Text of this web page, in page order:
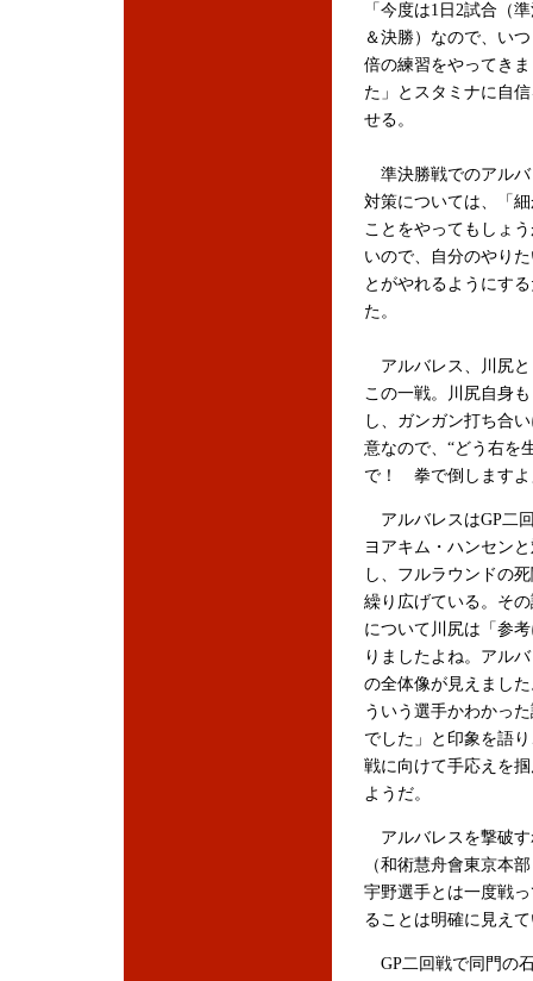
「今度は1日2試合（
＆決勝）なので、い
倍の練習をやってき
た」とスタミナに自
せる。
準決勝戦でのアルバ
対策については、「
ことをやってもしょ
いので、自分のやり
とがやれるようにす
た。
アルバレス、川尻と
この一戦。川尻自身
し、ガンガン打ち合
意なので、“どう右を
で！ 拳で倒しますよ
アルバレスはGP二
ヨアキム・ハンセン
し、フルラウンドの
繰り広げている。そ
について川尻は「参
りましたよね。アル
の全体像が見えまし
ういう選手かわかっ
でした」と印象を語
戦に向けて手応えを
ようだ。
アルバレスを撃破す
（和術慧舟會東京本
宇野選手とは一度戦
ることは明確に見え
GP二回戦で同門の